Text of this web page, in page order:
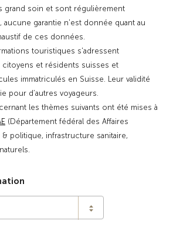
grand soin et sont régulièrement
aucune garantie n'est donnée quant au
de ces données.
touristiques s'adressent
citoyens et résidents suisses et
immatriculés en Suisse. Leur validité
pour d’autres voyageurs.
les thèmes suivants ont été mises à
(Département fédéral des Affaires
politique, infrastructure sanitaire,